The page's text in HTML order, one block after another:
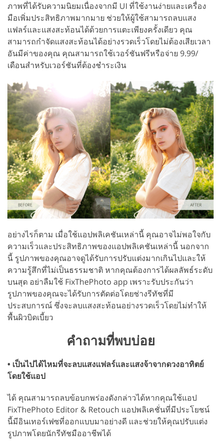
ภาพที่ได้รับความนิยมเนื่องจากมี UI ที่ใช้งานง่ายและเครื่อง
มือเพิ่มประสิทธิภาพมากมาย ช่วยให้ผู้ใช้สามารถลบแสง
แฟลร์และแสงสะท้อนได้ด้วยการแตะเพียงครั้งเดียว คุณ
สามารถกำจัดแสงสะท้อนได้อย่างรวดเร็วโดยไม่ต้องเสียเวลา
อันมีค่าของคุณ คุณสามารถใช้เวอร์ชันฟรีหรือจ่าย 9.99/
เดือนสำหรับเวอร์ชันที่ต้องชำระเงิน
อย่างไรก็ตาม เมื่อใช้แอปพลิเคชันเหล่านี้ คุณอาจไม่พอใจกับ
ความเร็วและประสิทธิภาพของแอปพลิเคชันเหล่านี้ นอกจาก
นี้ รูปภาพของคุณอาจดูได้รับการปรับแต่งมากเกินไปและให้
ความรู้สึกที่ไม่เป็นธรรมชาติ หากคุณต้องการได้ผลลัพธ์ระดับ
บนสุด อย่าลืมใช้ FixThePhoto app เพราะรับประกันว่า
รูปภาพของคุณจะได้รับการตัดต่อโดยช่างรีทัชที่มี
ประสบการณ์ ซึ่งจะลบแสงสะท้อนอย่างรวดเร็วโดยไม่ทำให้
พื้นผิวบิดเบี้ยว
คำถามที่พบบ่อย
• เป็นไปได้ไหมที่จะลบแสงแฟลร์และแสงจ้าจากดวงอาทิตย์
โดยใช้แอป
ได้ คุณสามารถลบข้อบกพร่องดังกล่าวได้หากคุณใช้แอป
FixThePhoto Editor & Retouch แอปพลิเคชั่นที่มีประโยชน์
นี้มีอินเทอร์เฟซที่ออกแบบมาอย่างดี และช่วยให้คุณปรับแต่ง
รูปภาพโดยนักรีทัชมืออาชีพได้